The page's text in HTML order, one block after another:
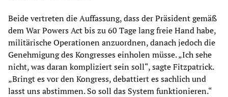
Beide vertreten die Auffassung, dass der Präsident gemäß
dem War Powers Act bis zu 60 Tage lang freie Hand habe,
militärische Operationen anzuordnen, danach jedoch die
Genehmigung des Kongresses einholen müsse. „Ich sehe
nicht, was daran kompliziert sein soll“, sagte Fitzpatrick.
„Bringt es vor den Kongress, debattiert es sachlich und
lasst uns abstimmen. So soll das System funktionieren.“